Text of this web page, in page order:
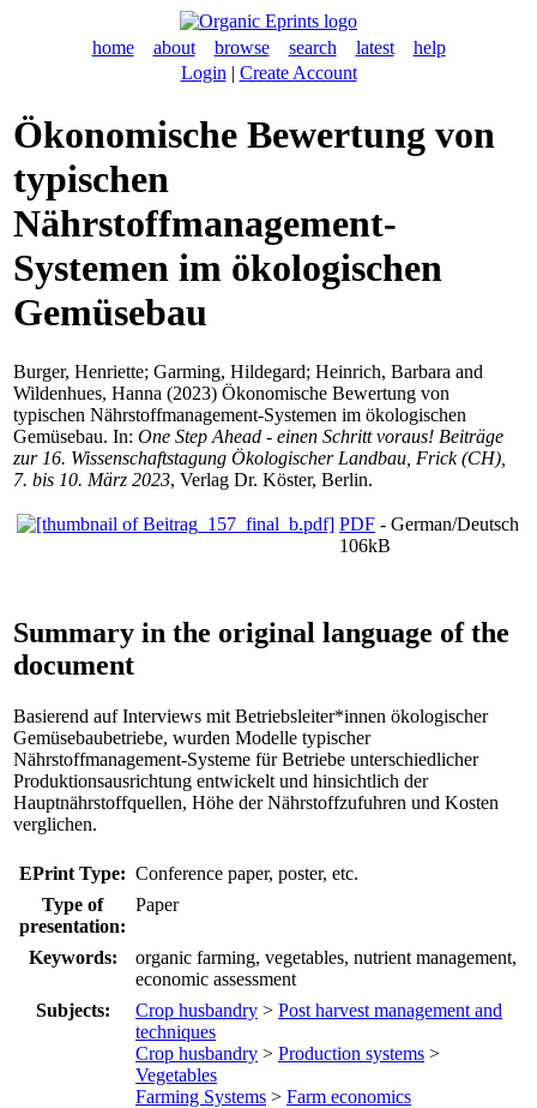
home about browse search latest
help
Login | Create Account
Ökonomische Bewertung von
typischen
Nährstoffmanagement-
Systemen im ökologischen
Gemüsebau
Burger, Henriette; Garming, Hildegard; Heinrich, Barbara and
Wildenhues, Hanna (2023) Ökonomische Bewertung von
typischen Nährstoffmanagement-Systemen im ökologischen
Gemüsebau. In: One Step Ahead - einen Schritt voraus! Beiträge
zur 16. Wissenschaftstagung Ökologischer Landbau, Frick (CH),
7. bis 10. März 2023, Verlag Dr. Köster, Berlin.
PDF - German/Deutsch
106kB
Summary in the original language of the
document
Basierend auf Interviews mit Betriebsleiter*innen ökologischer
Gemüsebaubetriebe, wurden Modelle typischer
Nährstoffmanagement-Systeme für Betriebe unterschiedlicher
Produktionsausrichtung entwickelt und hinsichtlich der
Hauptnährstoffquellen, Höhe der Nährstoffzufuhren und Kosten
verglichen.
EPrint Type: Conference paper, poster, etc.
Type of
presentation:
Paper
Keywords:
organic farming, vegetables, nutrient management,
economic assessment
Subjects:
Crop husbandry > Post harvest management and
techniques
Crop husbandry > Production systems >
Vegetables
Farming Systems > Farm economics